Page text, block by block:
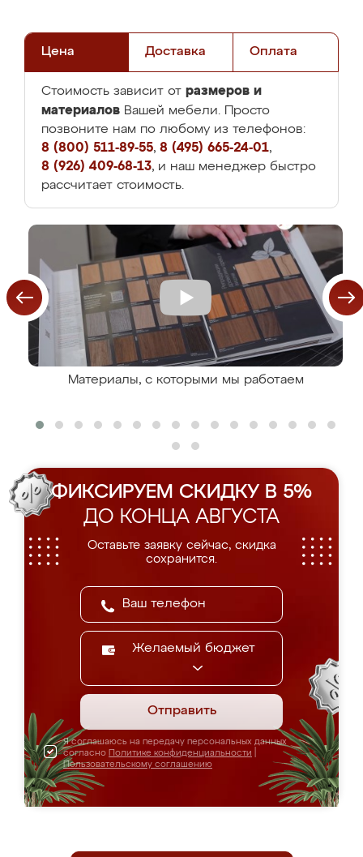
Цена Доставка Оплата
Стоимость зависит от размеров и
материалов Вашей мебели. Просто
позвоните нам по любому из телефонов:
8 (800) 511-89-55, 8 (495) 665-24-01,
8 (926) 409-68-13, и наш менеджер быстро
рассчитает стоимость.
Материалы, с которыми мы работаем
ФИКСИРУЕМ СКИДКУ В 5%
ДО КОНЦА АВГУСТА
Оставьте заявку сейчас, скидка
сохранится.
Желаемый бюджет
Отправить
Я соглашаюсь на передачу персональных данных
согласно Политике конфиденциальности
Пользовательскому соглашению